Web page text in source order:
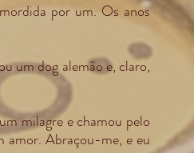
por um. Os anos
um dog alemão e, claro,
milagre e chamou pelo
amor. Abraçou-me, e eu